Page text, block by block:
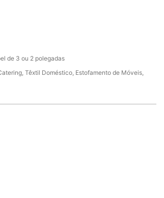
de 3 ou 2 polegadas
Têxtil Doméstico, Estofamento de Móveis,